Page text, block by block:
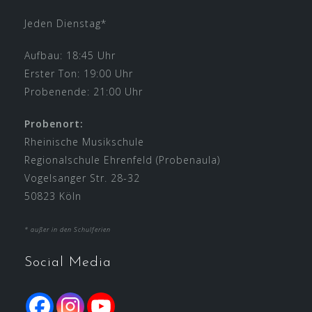
Jeden Dienstag*
Aufbau: 18:45 Uhr
Erster Ton: 19:00 Uhr
Probenende: 21:00 Uhr
Probenort:
Rheinische Musikschule
Regionalschule Ehrenfeld (Probenaula)
Vogelsanger Str. 28-32
50823 Köln
* außer in den Schulferien
Social Media